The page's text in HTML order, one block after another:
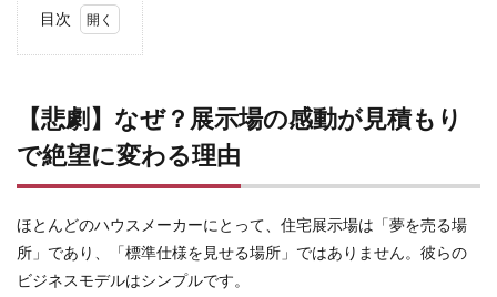
目次
な
ぜ？
展示
場の
感動
積も
りで
に変
【悲劇】なぜ？展示場の感動が見積もり
で絶望に変わる理由
ほとんどのハウスメーカーにとって、住宅展示場は「夢を売る場
所」であり、「標準仕様を見せる場所」ではありません。彼らの
ビジネスモデルはシンプルです。